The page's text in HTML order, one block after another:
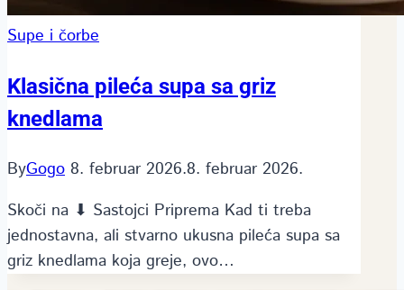
Supe i čorbe
Klasična pileća supa sa griz
knedlama
ByGogo 8. februar 2026.8. februar 2026.
Skoči na ⬇ Sastojci Priprema Kad ti treba
jednostavna, ali stvarno ukusna pileća supa sa
griz knedlama koja greje, ovo…